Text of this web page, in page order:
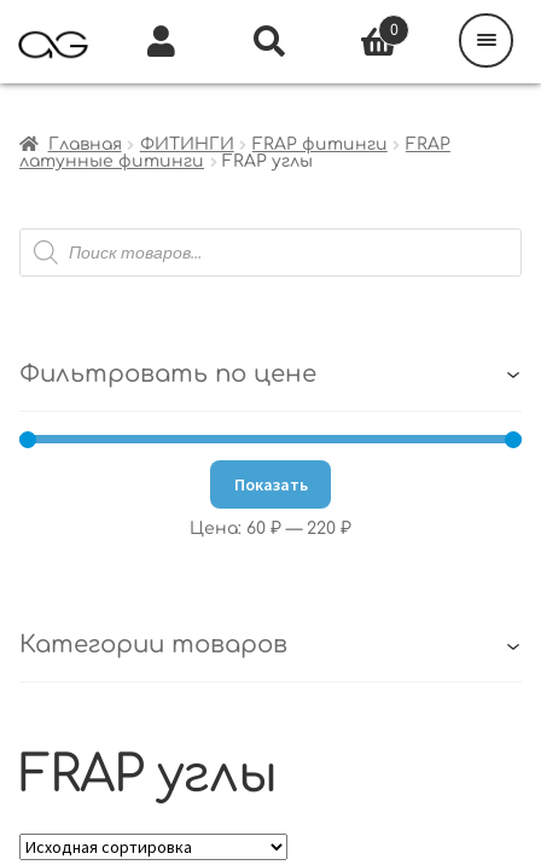
Главная ФИТИНГИ FRAP фитинги
FRAP
латунные фитинги
FRAP углы
Поиск
товаров
Фильтровать по цене
Показать
Цена: 60 ₽ — 220 ₽
Категории товаров
FRAP углы
0